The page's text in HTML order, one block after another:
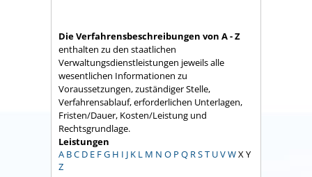
Die Verfahrensbeschreibungen von A - Z
enthalten zu den staatlichen
Verwaltungsdienstleistungen jeweils alle
wesentlichen Informationen zu
Voraussetzungen, zuständiger Stelle,
Verfahrensablauf, erforderlichen Unterlagen,
Fristen/Dauer, Kosten/Leistung und
Rechtsgrundlage.
Leistungen
A BC D E FG H I J K L M N O P Q RST UVWX Y
Z